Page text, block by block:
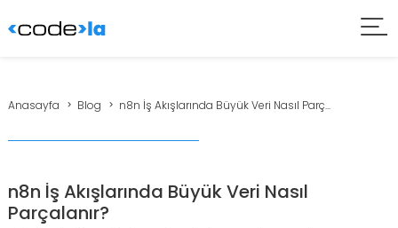
Anasayfa Blog n8n İş Akışlarında Büyük Veri Nasıl Parç...
n8n İş Akışlarında Büyük Veri Nasıl
Parçalanır?